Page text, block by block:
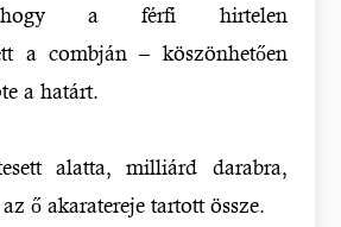
a férfi hirtelen
a combján – köszönhetően
a határt.
alatta, milliárd darabra,
ő akaratereje tartott össze.